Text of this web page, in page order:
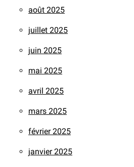
août 2025
juillet 2025
juin 2025
mai 2025
avril 2025
mars 2025
février 2025
janvier 2025